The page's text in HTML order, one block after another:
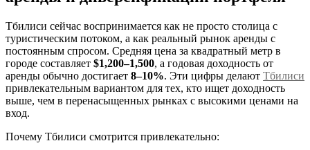
Тбилиси сейчас воспринимается как не просто столица с
туристическим потоком, а как реальный рынок аренды с
постоянным спросом. Средняя цена за квадратный метр в
городе составляет $1,200–1,500, а годовая доходность от
аренды обычно достигает 8–10%. Эти цифры делают Тбилиси
привлекательным вариантом для тех, кто ищет доходность
выше, чем в перенасыщенных рынках с высокими ценами на
вход.
Почему Тбилиси смотрится привлекательно: